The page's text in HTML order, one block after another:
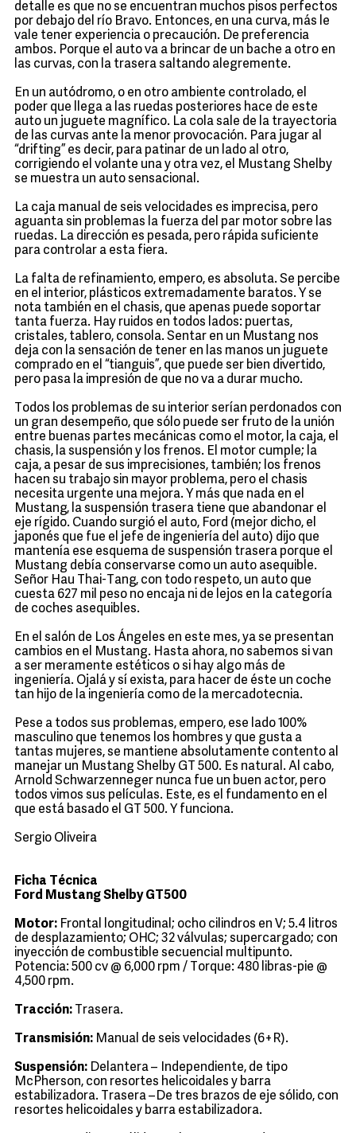
detalle es que no se encuentran muchos pisos perfectos
por debajo del río Bravo. Entonces, en una curva, más le
vale tener experiencia o precaución. De preferencia
ambos. Porque el auto va a brincar de un bache a otro en
las curvas, con la trasera saltando alegremente.
En un autódromo, o en otro ambiente controlado, el
poder que llega a las ruedas posteriores hace de este
auto un juguete magnífico. La cola sale de la trayectoria
de las curvas ante la menor provocación. Para jugar al
“drifting” es decir, para patinar de un lado al otro,
corrigiendo el volante una y otra vez, el Mustang Shelby
se muestra un auto sensacional.
La caja manual de seis velocidades es imprecisa, pero
aguanta sin problemas la fuerza del par motor sobre las
ruedas. La dirección es pesada, pero rápida suficiente
para controlar a esta fiera.
La falta de refinamiento, empero, es absoluta. Se percibe
en el interior, plásticos extremadamente baratos. Y se
nota también en el chasis, que apenas puede soportar
tanta fuerza. Hay ruidos en todos lados: puertas,
cristales, tablero, consola. Sentar en un Mustang nos
deja con la sensación de tener en las manos un juguete
comprado en el “tianguis”, que puede ser bien divertido,
pero pasa la impresión de que no va a durar mucho.
Todos los problemas de su interior serían perdonados con
un gran desempeño, que sólo puede ser fruto de la unión
entre buenas partes mecánicas como el motor, la caja, el
chasis, la suspensión y los frenos. El motor cumple; la
caja, a pesar de sus imprecisiones, también; los frenos
hacen su trabajo sin mayor problema, pero el chasis
necesita urgente una mejora. Y más que nada en el
Mustang, la suspensión trasera tiene que abandonar el
eje rígido. Cuando surgió el auto, Ford (mejor dicho, el
japonés que fue el jefe de ingeniería del auto) dijo que
mantenía ese esquema de suspensión trasera porque el
Mustang debía conservarse como un auto asequible.
Señor Hau Thai-Tang, con todo respeto, un auto que
cuesta 627 mil peso no encaja ni de lejos en la categoría
de coches asequibles.
En el salón de Los Ángeles en este mes, ya se presentan
cambios en el Mustang. Hasta ahora, no sabemos si van
a ser meramente estéticos o si hay algo más de
ingeniería. Ojalá y sí exista, para hacer de éste un coche
tan hijo de la ingeniería como de la mercadotecnia.
Pese a todos sus problemas, empero, ese lado 100%
masculino que tenemos los hombres y que gusta a
tantas mujeres, se mantiene absolutamente contento al
manejar un Mustang Shelby GT 500. Es natural. Al cabo,
Arnold Schwarzenneger nunca fue un buen actor, pero
todos vimos sus películas. Este, es el fundamento en el
que está basado el GT 500. Y funciona.
Sergio Oliveira
Ficha Técnica
Ford Mustang Shelby GT500
Motor: Frontal longitudinal; ocho cilindros en V; 5.4 litros
de desplazamiento; OHC; 32 válvulas; supercargado; con
inyección de combustible secuencial multipunto.
Potencia: 500 cv @ 6,000 rpm / Torque: 480 libras-pie @
4,500 rpm.
Tracción: Trasera.
Transmisión: Manual de seis velocidades (6+R).
Suspensión: Delantera – Independiente, de tipo
McPherson, con resortes helicoidales y barra
estabilizadora. Trasera –De tres brazos de eje sólido, con
resortes helicoidales y barra estabilizadora.